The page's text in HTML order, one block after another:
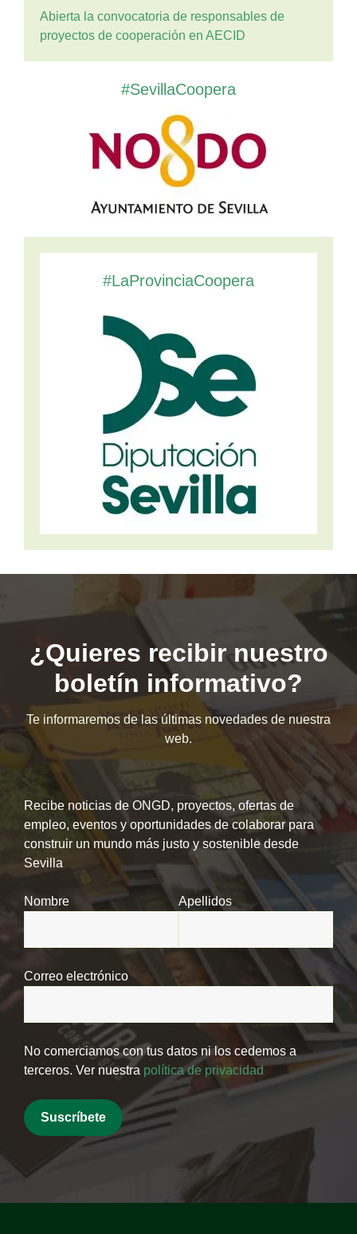
Abierta la convocatoria de responsables de
proyectos de cooperación en AECID
#SevillaCoopera
#LaProvinciaCoopera
¿Quieres recibir nuestro
boletín informativo?
Te informaremos de las últimas novedades de nuestra
web.
Recibe noticias de ONGD, proyectos, ofertas de
empleo, eventos y oportunidades de colaborar para
construir un mundo más justo y sostenible desde
Sevilla
Nombre Apellidos
Correo electrónico
No comerciamos con tus datos ni los cedemos a
terceros. Ver nuestra política de privacidad